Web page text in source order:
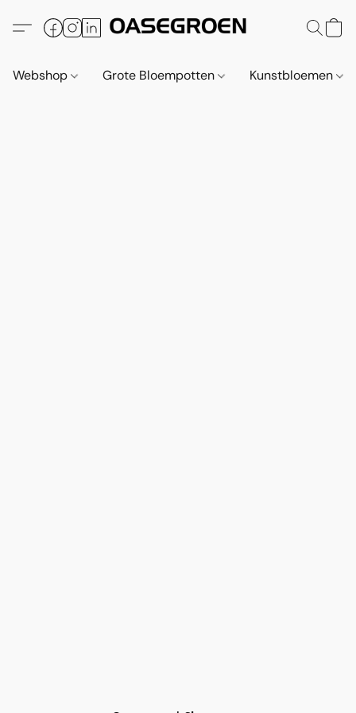
Webshop Grote Bloempotten Kunstbloemen